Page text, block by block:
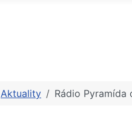
Aktuality Rádio